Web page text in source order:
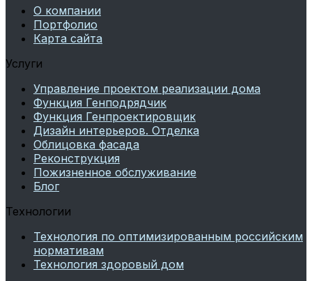
О компании
Портфолио
Карта сайта
Услуги
Управление проектом реализации дома
Функция Генподрядчик
Функция Генпроектировщик
Дизайн интерьеров. Отделка
Облицовка фасада
Реконструкция
Пожизненное обслуживание
Блог
Технологии
Технология по оптимизированным российским
нормативам
Технология здоровый дом